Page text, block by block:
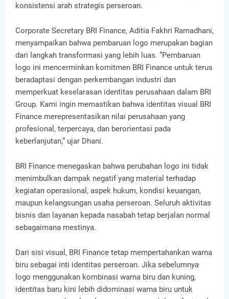
konsistensi arah strategis perseroan.
Corporate Secretary BRI Finance, Aditia Fakhri Ramadhani,
menyampaikan bahwa pembaruan logo merupakan bagian
dari langkah transformasi yang lebih luas. “Pembaruan
logo ini mencerminkan komitmen BRI Finance untuk terus
beradaptasi dengan perkembangan industri dan
memperkuat keselarasan identitas perusahaan dalam BRI
Group. Kami ingin memastikan bahwa identitas visual BRI
Finance merepresentasikan nilai perusahaan yang
profesional, terpercaya, dan berorientasi pada
keberlanjutan,” ujar Dhani.
BRI Finance menegaskan bahwa perubahan logo ini tidak
menimbulkan dampak negatif yang material terhadap
kegiatan operasional, aspek hukum, kondisi keuangan,
maupun kelangsungan usaha perseroan. Seluruh aktivitas
bisnis dan layanan kepada nasabah tetap berjalan normal
sebagaimana mestinya.
Dari sisi visual, BRI Finance tetap mempertahankan warna
biru sebagai inti identitas perseroan. Jika sebelumnya
logo menggunakan kombinasi warna biru dan kuning,
identitas baru kini lebih didominasi warna biru untuk